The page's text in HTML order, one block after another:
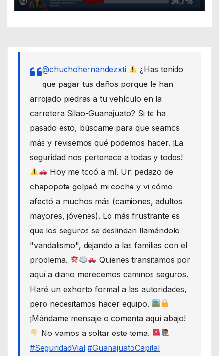
@chuchohernandezxti
¿Has tenido
que pagar tus daños porque le han
arrojado piedras a tu vehículo en la
carretera Silao-Guanajuato? Si te ha
pasado esto, búscame para que seamos
más y revisemos qué podemos hacer. ¡La
seguridad nos pertenece a todas y todos!
Hoy me tocó a mí. Un pedazo de
chapopote golpeó mi coche y vi cómo
afectó a muchos más (camiones, adultos
mayores, jóvenes). Lo más frustrante es
que los seguros se deslindan llamándolo
"vandalismo", dejando a las familias con el
problema.
Quienes transitamos por
aquí a diario merecemos caminos seguros.
Haré un exhorto formal a las autoridades,
pero necesitamos hacer equipo.
¡Mándame mensaje o comenta aquí abajo!
No vamos a soltar este tema.
#SeguridadVial #GuanajuatoCapital